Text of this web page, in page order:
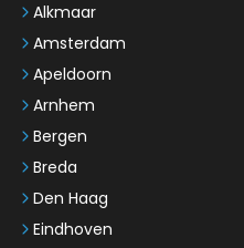
Alkmaar
Amsterdam
Apeldoorn
Arnhem
Bergen
Breda
Den Haag
Eindhoven